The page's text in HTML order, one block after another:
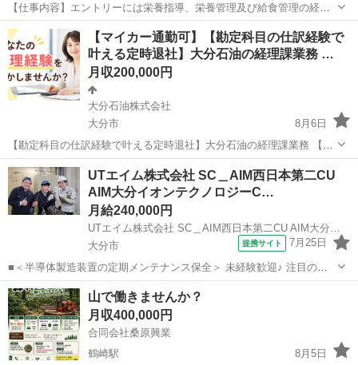
【仕事内容】エントリーには栄養指導、栄養管理及び給食管理の経験
が必須となります 日勤帯のみの勤務で残業も少なめ 規則正しい生活リ
ズムが保てるのも嬉しいポイントですね! 育休の取得実績もありますの
で、将来的に子育てをしながら働きたい...
正社員
【マイカー通勤可】【勘定科目の仕訳経験で
叶える定時退社】大分石油の経理課業務 …
月収200,000円
大分石油株式会社
大分市
8月6日
【勘定科目の仕訳経験で叶える定時退社】大分石油の経理課業務 【応
募先企業名】大分石油株式会社 【雇用形態】正社員 【職種】経理
【応募資格】 ・日本語ネイティブレベルの方に限る【仕事内容】 ＼経
理経験を当社で伸ばしてくださ...
大分 大分市 経理 業務
UTエイム株式会社 SC＿AIM西日本第二CU
AIM大分イオンテクノロジーC…
月給240,000円
大分市
提携サイト 7月25日
■＜半導体製造装置の定期メンテナンス保全＞ 未経験歓迎♪ 注目の半
導体業界で働きたい方必見！ チーム作業なので先輩にわからない事は
すぐに聞ける環境です 丁寧に教えて貰えるので安心！ 具体的には…
◇半導体製造装置のメンテ...
大分 大分市 マンション管理
山で働きませんか？
月収400,000円
合同会社桑原興業
鶴崎駅
8月5日